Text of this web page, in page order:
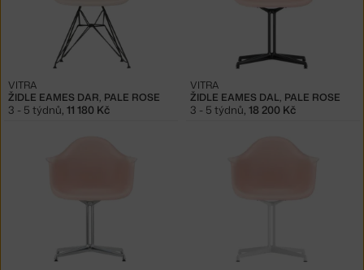
ŽIDLE EAMES DAR, PALE ROSE
VITRA
3 - 5 týdnů, 11 180 Kč
ŽIDLE EAMES DAL, PALE ROSE
VITRA
3 - 5 týdnů, 18 200 Kč